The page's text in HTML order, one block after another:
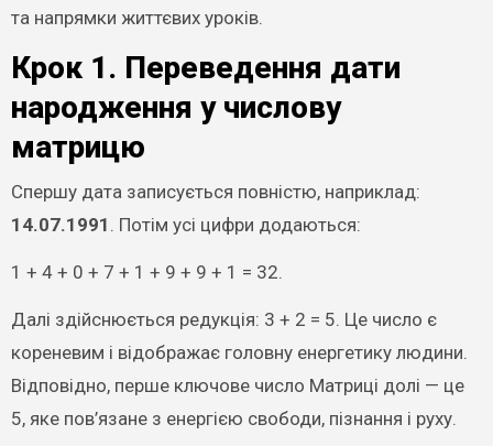
та напрямки життєвих уроків.
Крок 1. Переведення дати
народження у числову
матрицю
Спершу дата записується повністю, наприклад:
14.07.1991 . Потім усі цифри додаються:
1 + 4 + 0 + 7 + 1 + 9 + 9 + 1 = 32.
Далі здійснюється редукція: 3 + 2 = 5. Це число є
кореневим і відображає головну енергетику людини.
Відповідно, перше ключове число Матриці долі — це
5, яке пов’язане з енергією свободи, пізнання і руху.